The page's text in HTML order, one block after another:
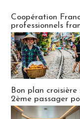
Coopération
professionnels
Bon plan
2ème passager